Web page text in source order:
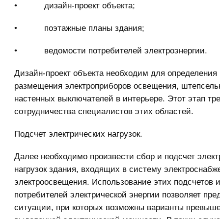
• дизайн-проект объекта;
• поэтажные планы здания;
• ведомости потребителей электроэнергии.
Дизайн-проект объекта необходим для определения
размещения электроприборов освещения,
настенных выключателей в интерьере. Этот этап
сотрудничества специалистов этих областей.
Подсчет электрических нагрузок.
Далее необходимо произвести сбор и подсчет
нагрузок здания, входящих в систему
электроосвещения. Использование этих подсчетов
потребителей электрической энергии позволяет
ситуации, при которых возможны варианты